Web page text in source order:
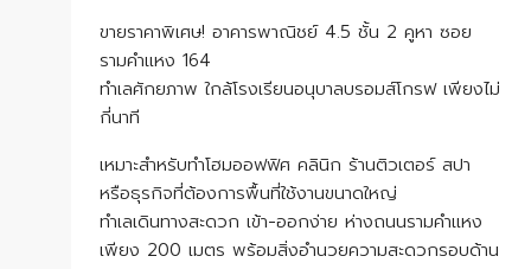
ขายราคาพิเศษ! อาคารพาณิชย์ 4.5 ชั้น 2 คูหา ซอย
รามคำแหง 164
ทำเลศักยภาพ ใกล้โรงเรียนอนุบาลบรอมส์โกรฟ เพียงไม่
กี่นาที
เหมาะสำหรับทำโฮมออฟฟิศ คลินิก ร้านติวเตอร์ สปา
หรือธุรกิจที่ต้องการพื้นที่ใช้งานขนาดใหญ่
ทำเลเดินทางสะดวก เข้า-ออกง่าย ห่างถนนรามคำแหง
เพียง 200 เมตร พร้อมสิ่งอำนวยความสะดวกรอบด้าน